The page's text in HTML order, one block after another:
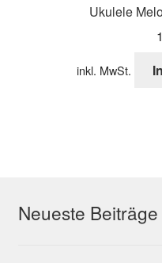
Ukulele
inkl. MwSt.
Neueste Beiträge